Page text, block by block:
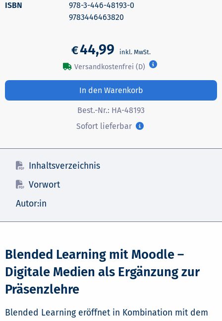
978-3-446-48193-0
9783446463820
€44,99
Versandkostenfrei (D)
In den Warenkorb
Best.-Nr.: HA-48193
Sofort lieferbar
Inhaltsverzeichnis
Vorwort
Autor:in
Blended Learning mit Moodle –
Digitale Medien als Ergänzung zur
Präsenzlehre
Blended Learning eröffnet in Kombination mit dem